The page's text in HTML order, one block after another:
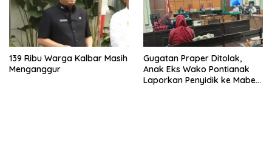
139 Ribu Warga Kalbar Masih
Menganggur
Gugatan Praper Ditolak,
Anak Eks Wako Pontianak
Laporkan Penyidik ke Mabes